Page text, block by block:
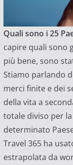
Quali sono i 25
capire quali sono
più bene, sono
Stiamo parlando
merci finite e dei
della vita a
totale diviso per
determinato
Travel 365 ha
estrapolata da